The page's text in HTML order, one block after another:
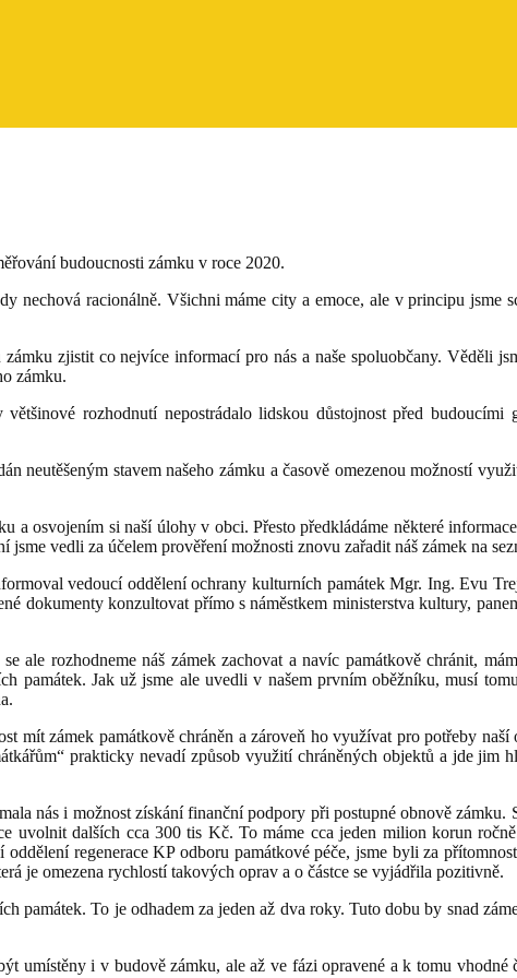
budoucnosti zámku v roce 2020.
racionálně. Všichni máme city a emoce, ale v principu jsme
zjistit co nejvíce informací pro nás a naše spoluobčany. Věděli
zámku.
rozhodnutí nepostrádalo lidskou důstojnost před budoucími
stavem našeho zámku a časově omezenou možností
a osvojením si naší úlohy v obci. Přesto předkládáme některé
vedli za účelem prověření možnosti znovu zařadit náš zámek na
vedoucí oddělení ochrany kulturních památek Mgr. Ing. Evu
dokumenty konzultovat přímo s náměstkem ministerstva kultury,
ale rozhodneme náš zámek zachovat a navíc památkově chránit,
památek. Jak už jsme ale uvedli v našem prvním oběžníku, musí
mít zámek památkově chráněn a zároveň ho využívat pro potřeby
prakticky nevadí způsob využití chráněných objektů a jde jim
nás i možnost získání finanční podpory při postupné obnově
dalších cca 300 tis Kč. To máme cca jeden milion korun
regenerace KP odboru památkové péče, jsme byli za
je omezena rychlostí takových oprav a o částce se vyjádřila pozitivně.
památek. To je odhadem za jeden až dva roky. Tuto dobu by snad
umístěny i v budově zámku, ale až ve fázi opravené a k tomu